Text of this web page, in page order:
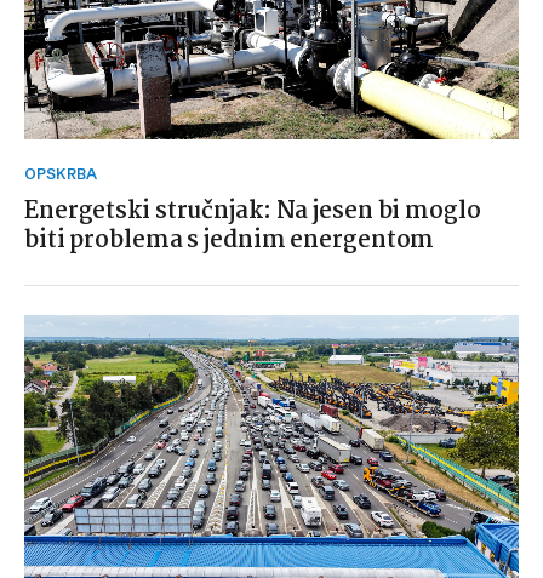
OPSKRBA
Energetski stručnjak: Na jesen bi moglo
biti problema s jednim energentom